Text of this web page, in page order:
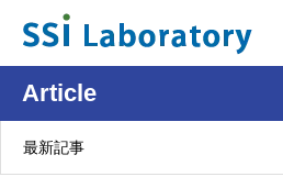
Article
最新記事